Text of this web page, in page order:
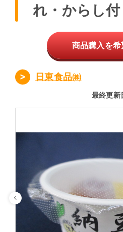
れ・からし
商品購入を
日東食品㈱
最終更新
Previous